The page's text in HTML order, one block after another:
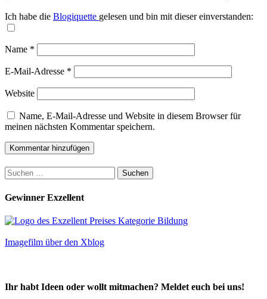
Ich habe die Blogiquette gelesen und bin mit dieser einverstanden:
Name *
E-Mail-Adresse *
Website
Name, E-Mail-Adresse und Website in diesem Browser für
meinen nächsten Kommentar speichern.
Suchen
nach:
Gewinner Exzellent
Imagefilm über den Xblog
Ihr habt Ideen oder wollt mitmachen? Meldet euch bei uns!